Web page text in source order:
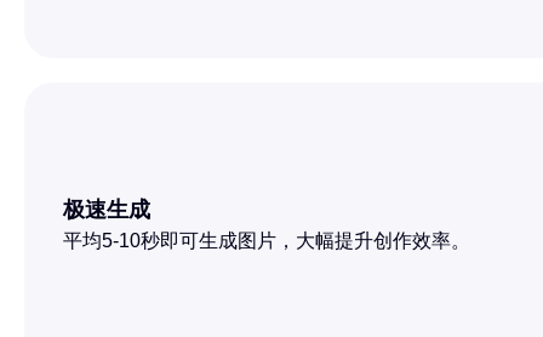
极速生成
平均5-10秒即可生成图片，大幅提升创作效率。